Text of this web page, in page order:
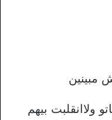
مبينين
ولاانقلبت بيهم